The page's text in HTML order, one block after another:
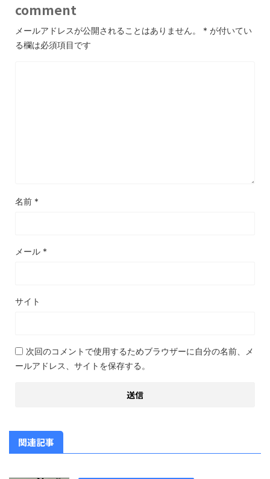
comment
メールアドレスが公開されることはありません。 * が付いてい
る欄は必須項目です
名前 *
メール *
サイト
次回のコメントで使用するためブラウザーに自分の名前、メ
ールアドレス、サイトを保存する。
関連記事